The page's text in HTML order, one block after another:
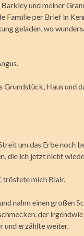
Barkley und meiner
Familie per Brief in
geladen, wo
Grundstück, Haus und
um das Erbe noch
die ich jetzt nicht
tröstete mich Blair.
nahm einen großen
der
und erzählte weiter.